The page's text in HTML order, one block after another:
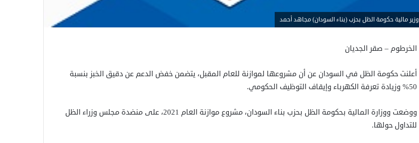
وزير مالية حكومة الظل بحزب (بناء السودان) مجاهد أحمد
الخرطوم – صقر الجديان
أعلنت حكومة الظل في السودان عن أن مشروعها لموازنة للعام المقبل، يتضمن خفض الدعم عن دقيق الخبز بنسبة
50% وزيادة تعرفة الكهرباء وإيقاف التوظيف الحكومي.
ووضعت ووزارة المالية بحكومة الظل بحزب بناء السودان، مشروع موازنة العام 2021، على منضدة مجلس وزراء الظل
للتداول حولها.